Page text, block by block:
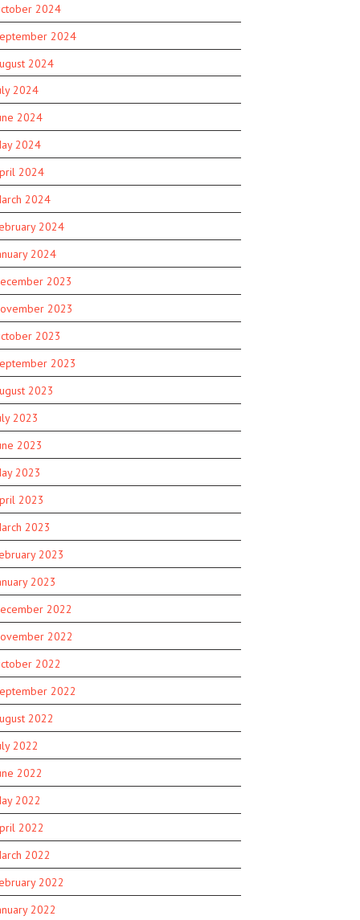
2024
2024
2024
2024
2024
2024
2024
2024
2024
2024
2023
2023
2023
2023
2023
2023
2023
2023
2023
2023
2023
2023
2022
2022
2022
2022
2022
2022
2022
2022
2022
2022
2022
2022